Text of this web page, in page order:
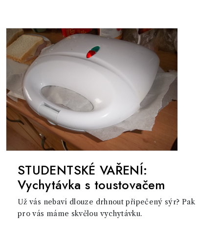
STUDENTSKÉ VAŘENÍ:
Vychytávka s toustovačem
Už vás nebaví dlouze drhnout připečený sýr? Pak
pro vás máme skvělou vychytávku.